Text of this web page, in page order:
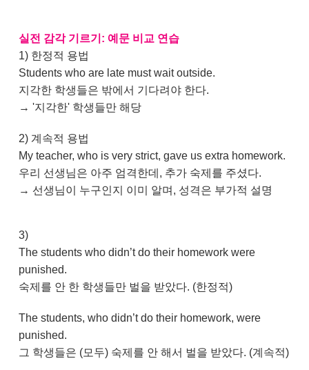
실전 감각 기르기: 예문 비교 연습
1) 한정적 용법
Students who are late must wait outside.
지각한 학생들은 밖에서 기다려야 한다.
→ '지각한' 학생들만 해당
2) 계속적 용법
My teacher, who is very strict, gave us extra homework.
우리 선생님은 아주 엄격한데, 추가 숙제를 주셨다.
→ 선생님이 누구인지 이미 알며, 성격은 부가적 설명
3)
The students who didn’t do their homework were
punished.
숙제를 안 한 학생들만 벌을 받았다. (한정적)
The students, who didn’t do their homework, were
punished.
그 학생들은 (모두) 숙제를 안 해서 벌을 받았다. (계속적)